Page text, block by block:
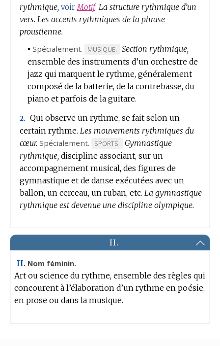
rythmique, voir Motif. La structure rythmique d’un
vers. Les accents rythmiques de la phrase
proustienne.
▪ Spécialement.
MARQUE
DE
DOMAINE
:
MUSIQUE.
Section rythmique,
ensemble des instruments d’un orchestre de
jazz qui marquent le rythme, généralement
composé de la batterie, de la contrebasse, du
piano et parfois de la guitare.
2. Qui observe un rythme, se fait selon un
certain rythme. Les mouvements rythmiques du
cœur. Spécialement.
MARQUE
DE
DOMAINE
:
SPORTS.
Gymnastique
rythmique, discipline associant, sur un
accompagnement musical, des figures de
gymnastique et de danse exécutées avec un
ballon, un cerceau, un ruban, etc. La gymnastique
rythmique est devenue une discipline olympique.
II.
II. Nom féminin.
Art ou science du rythme, ensemble des règles qui
concourent à l’élaboration d’un rythme en poésie,
en prose ou dans la musique.